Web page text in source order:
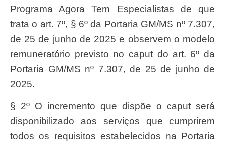
Programa Agora Tem Especialistas de que
trata o art. 7º, § 6º da Portaria GM/MS nº 7.307,
de 25 de junho de 2025 e observem o modelo
remuneratório previsto no caput do art. 6º da
Portaria GM/MS nº 7.307, de 25 de junho de
2025.
§ 2º O incremento que dispõe o caput será
disponibilizado aos serviços que cumprirem
todos os requisitos estabelecidos na Portaria